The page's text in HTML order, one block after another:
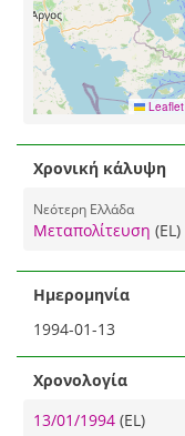
Leaflet
Χρονική κάλυψη
Νεότερη Ελλάδα
Μεταπολίτευση (EL)
Ημερομηνία
1994-01-13
Χρονολογία
13/01/1994 (EL)